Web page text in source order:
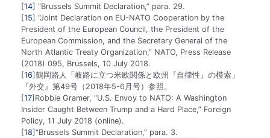
14 “Brussels Summit Declaration,” para. 29.
15
“Joint Declaration on EU-NATO Cooperation by the
President of the European Council, the President of the
European Commission, and the Secretary General of the
North Atlantic Treaty Organization,” NATO, Press Release
(2018) 095, Brussels, 10 July 2018.
16 鶴岡路人「岐路に立つ米欧関係と欧州『自律性』の模索」
『外交』第49号（2018年5-6月号）参照。
17 Robbie Gramer, “U.S. Envoy to NATO: A Washington
Insider Caught Between Trump and a Hard Place,” Foreign
Policy, 11 July 2018 (online).
18 “Brussels Summit Declaration,” para. 3.